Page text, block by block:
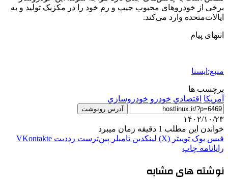
برخی از خودروهای محبوب جیپ و رم خود را در مکزیک تولید و به
ایالات‌متحده وارد می‌کند.
انتهای پیام
منبع:ایسنا
برچسب ها
آمريكا اقتصادي خودرو خودروسازي
آدرس رونوشت
۱۴۰۲/۱۰/۲۳
خواندن این مطلب 1 دقیقه زمان میبرد
فیس بوک توییتر (X) لینکدین ‫تامبلر ‫پین‌ترست ‫رددیت ‫VKontakte
رایانامه چاپ
نوشته های مشابه